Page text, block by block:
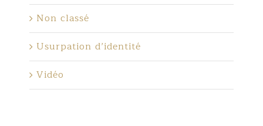
Non classé
Usurpation d’identité
Vidéo